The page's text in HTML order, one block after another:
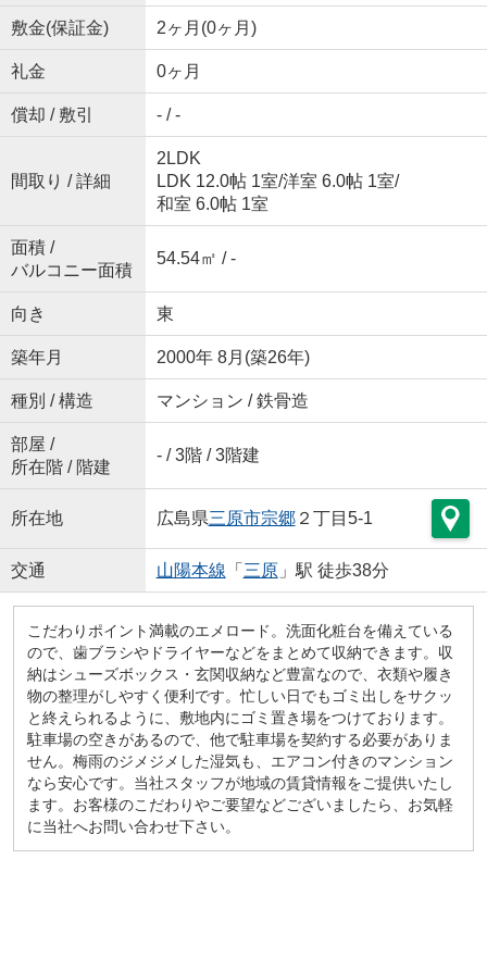
敷金(保証金) 2ヶ月(0ヶ月)
礼金 0ヶ月
償却 / 敷引 - / -
間取り / 詳細
2LDK
LDK 12.0帖 1室/洋室 6.0帖 1室/
和室 6.0帖 1室
面積 /
バルコニー面積
54.54㎡ / -
向き 東
築年月 2000年 8月(築26年)
種別 / 構造 マンション / 鉄骨造
部屋 /
所在階 / 階建
- / 3階 / 3階建
所在地 広島県三原市宗郷２丁目5-1
交通 山陽本線 「 三原」駅 徒歩38分
こだわりポイント満載のエメロード。洗面化粧台を備えている
ので、歯ブラシやドライヤーなどをまとめて収納できます。収
納はシューズボックス・玄関収納など豊富なので、衣類や履き
物の整理がしやすく便利です。忙しい日でもゴミ出しをサクッ
と終えられるように、敷地内にゴミ置き場をつけております。
駐車場の空きがあるので、他で駐車場を契約する必要がありま
せん。梅雨のジメジメした湿気も、エアコン付きのマンション
なら安心です。当社スタッフが地域の賃貸情報をご提供いたし
ます。お客様のこだわりやご要望などございましたら、お気軽
に当社へお問い合わせ下さい。